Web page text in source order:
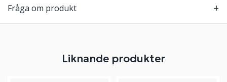
Fråga om produkt
Liknande produkter